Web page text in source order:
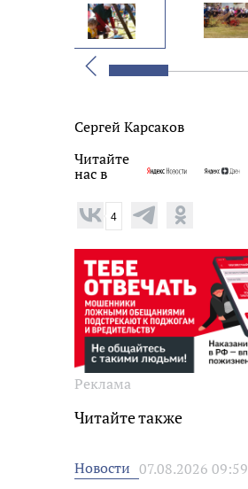
Назад
Сергей Карсаков
Читайте
нас в
4
Реклама
Читайте также
Новости 07.08.2026 09:59